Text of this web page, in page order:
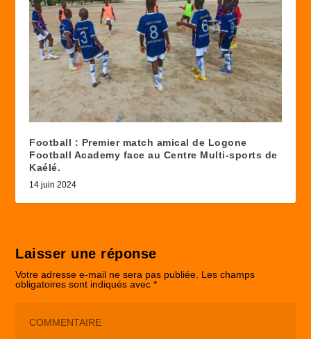
Football : Premier match amical de Logone
Football Academy face au Centre Multi-sports de
Kaélé.
14 juin 2024
Laisser une réponse
Votre adresse e-mail ne sera pas publiée. Les champs
obligatoires sont indiqués avec*